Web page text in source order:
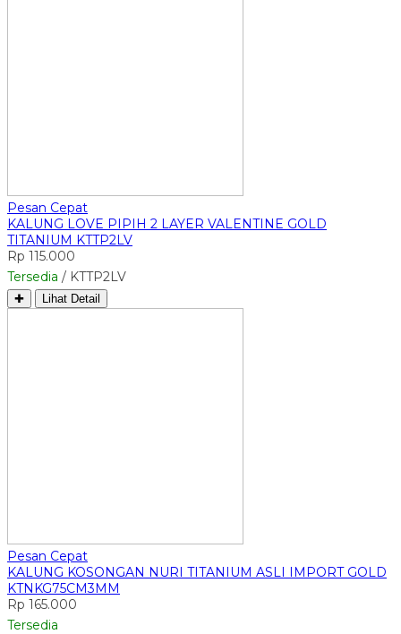
Pesan Cepat
KALUNG LOVE PIPIH 2 LAYER VALENTINE GOLD
TITANIUM KTTP2LV
Rp 115.000
Tersedia / KTTP2LV
✚ Lihat Detail
Pesan Cepat
KALUNG KOSONGAN NURI TITANIUM ASLI IMPORT GOLD
KTNKG75CM3MM
Rp 165.000
Tersedia